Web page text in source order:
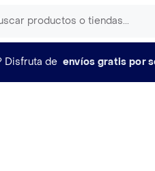
Disfruta de envíos gratis por